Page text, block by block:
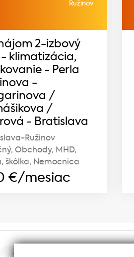
Ružinov
2-izbový
klimatizácia,
- Perla
-
/
/
- Bratislava
Ružinov
Obchody, MHD,
škôlka, Nemocnica
€/mesiac